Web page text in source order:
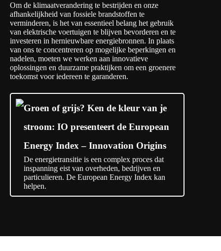
Om de klimaatverandering te bestrijden en onze
afhankelijkheid van fossiele brandstoffen te
verminderen, is het van essentieel belang het gebruik
van elektrische voertuigen te blijven bevorderen en te
investeren in hernieuwbare energiebronnen. In plaats
van ons te concentreren op mogelijke beperkingen en
nadelen, moeten we werken aan innovatieve
oplossingen en duurzame praktijken om een groenere
toekomst voor iedereen te garanderen.
Groen of grijs? Ken de kleur van je
stroom: IO presenteert de European
Energy Index – Innovation Origins
De energietransitie is een complex proces dat
inspanning eist van overheden, bedrijven en
particulieren. De European Energy Index kan
helpen.